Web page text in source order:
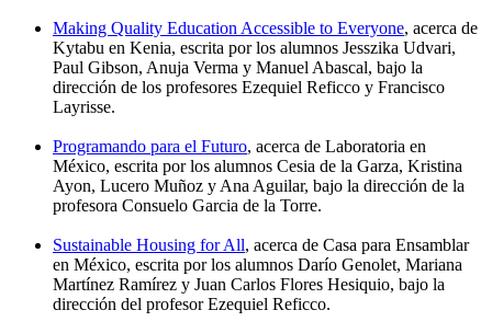
Making Quality Education Accessible to Everyone, acerca de
Kytabu en Kenia, escrita por los alumnos Jesszika Udvari,
Paul Gibson, Anuja Verma y Manuel Abascal, bajo la
dirección de los profesores Ezequiel Reficco y Francisco
Layrisse.
Programando para el Futuro, acerca de Laboratoria en
México, escrita por los alumnos Cesia de la Garza, Kristina
Ayon, Lucero Muñoz y Ana Aguilar, bajo la dirección de la
profesora Consuelo Garcia de la Torre.
Sustainable Housing for All, acerca de Casa para Ensamblar
en México, escrita por los alumnos Darío Genolet, Mariana
Martínez Ramírez y Juan Carlos Flores Hesiquio, bajo la
dirección del profesor Ezequiel Reficco.